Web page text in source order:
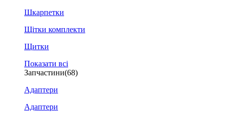
Шкарпетки
Щітки комплекти
Щитки
Показати всі
Запчастини(68)
Адаптери
Адаптери